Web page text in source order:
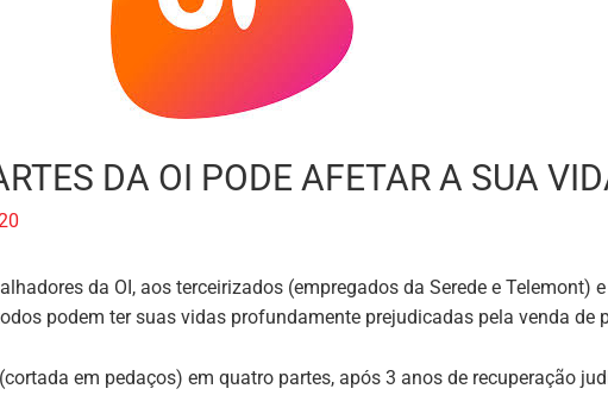
DA OI PODE AFETAR A SUA
da OI, aos terceirizados (empregados da Serede e Telemont)
podem ter suas vidas profundamente prejudicadas pela venda de
em pedaços) em quatro partes, após 3 anos de recuperação